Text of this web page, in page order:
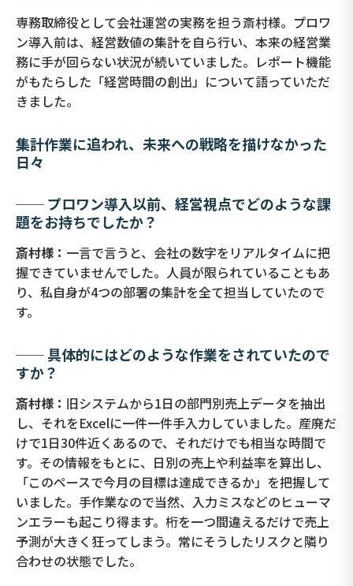
専務取締役として会社運営の実務を担う斎村様。プロワ
ン導入前は、経営数値の集計を自ら行い、本来の経営業
務に手が回らない状況が続いていました。レポート機能
がもたらした「経営時間の創出」について語っていただ
きました。
集計作業に追われ、未来への戦略を描けなかった
日々
── プロワン導入以前、経営視点でどのような課
題をお持ちでしたか？
斎村様： 一言で言うと、会社の数字をリアルタイムに把
握できていませんでした。人員が限られていることもあ
り、私自身が4つの部署の集計を全て担当していたので
す。
── 具体的にはどのような作業をされていたので
すか？
斎村様： 旧システムから1日の部門別売上データを抽出
し、それをExcelに一件一件手入力していました。産廃だ
けで1日30件近くあるので、それだけでも相当な時間で
す。その情報をもとに、日別の売上や利益率を算出し、
「このペースで今月の目標は達成できるか」を把握して
いました。手作業なので当然、入力ミスなどのヒューマ
ンエラーも起こり得ます。桁を一つ間違えるだけで売上
予測が大きく狂ってしまう。常にそうしたリスクと隣り
合わせの状態でした。